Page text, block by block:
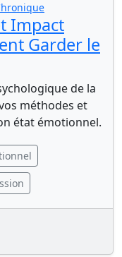
Impact
Garder le
de la
méthodes et
état émotionnel.